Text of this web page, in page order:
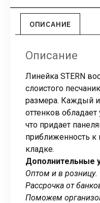
ОПИСАНИЕ
Описание
Линейка STERN
слоистого
размера. Каждый
оттенков
что придает
приближенность к
кладке.
Дополнительные
Оптом и в розницу.
Рассрочка от
Поможем